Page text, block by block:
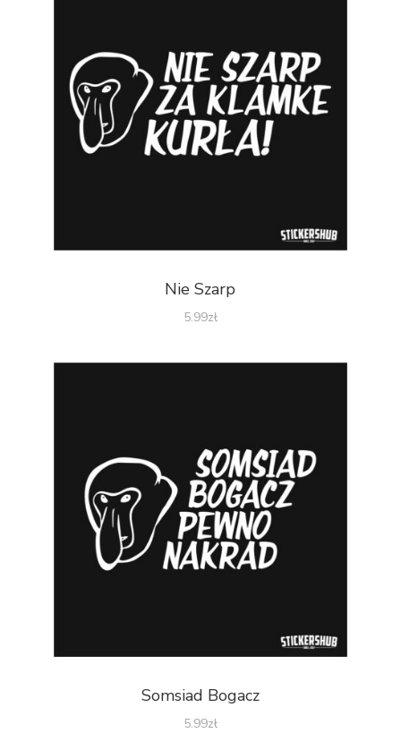
Nie Szarp
5.99zł
Somsiad Bogacz
5.99zł